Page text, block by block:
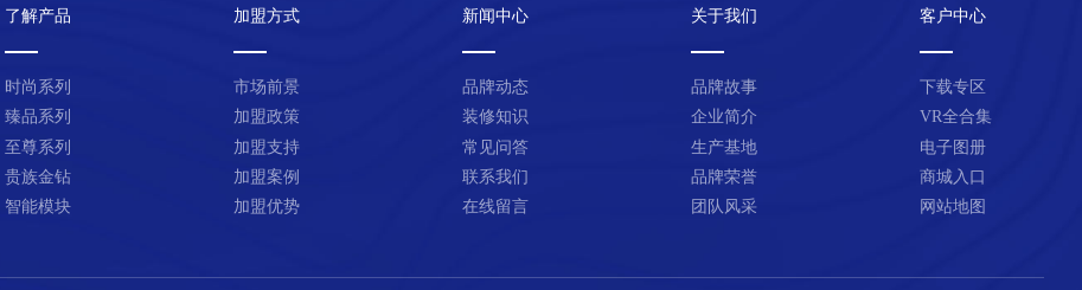
了解产品
时尚系列
臻品系列
至尊系列
贵族金钻
智能模块
加盟方式
市场前景
加盟政策
加盟支持
加盟案例
加盟优势
新闻中心
品牌动态
装修知识
常见问答
联系我们
在线留言
关于我们
品牌故事
企业简介
生产基地
品牌荣誉
团队风采
客户中心
下载专区
VR全合集
电子图册
商城入口
网站地图